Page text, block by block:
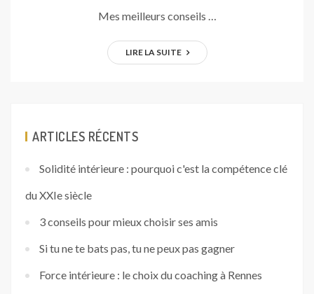
Mes meilleurs conseils …
LIRE LA SUITE
ARTICLES RÉCENTS
Solidité intérieure : pourquoi c'est la compétence clé
du XXIe siècle
3 conseils pour mieux choisir ses amis
Si tu ne te bats pas, tu ne peux pas gagner
Force intérieure : le choix du coaching à Rennes